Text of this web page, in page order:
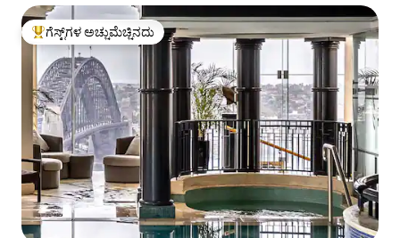
ಗೆಸ್ಟ್‌ಗಳಿಗೆ ಅತಿ ಹೆಚ್ಚು ಅಚ್ಚುಮೆಚ್ಚಿನದು
ಗೆಸ್ಟ್‌ಗಳ ಅಚ್ಚುಮೆಚ್ಚಿನದು